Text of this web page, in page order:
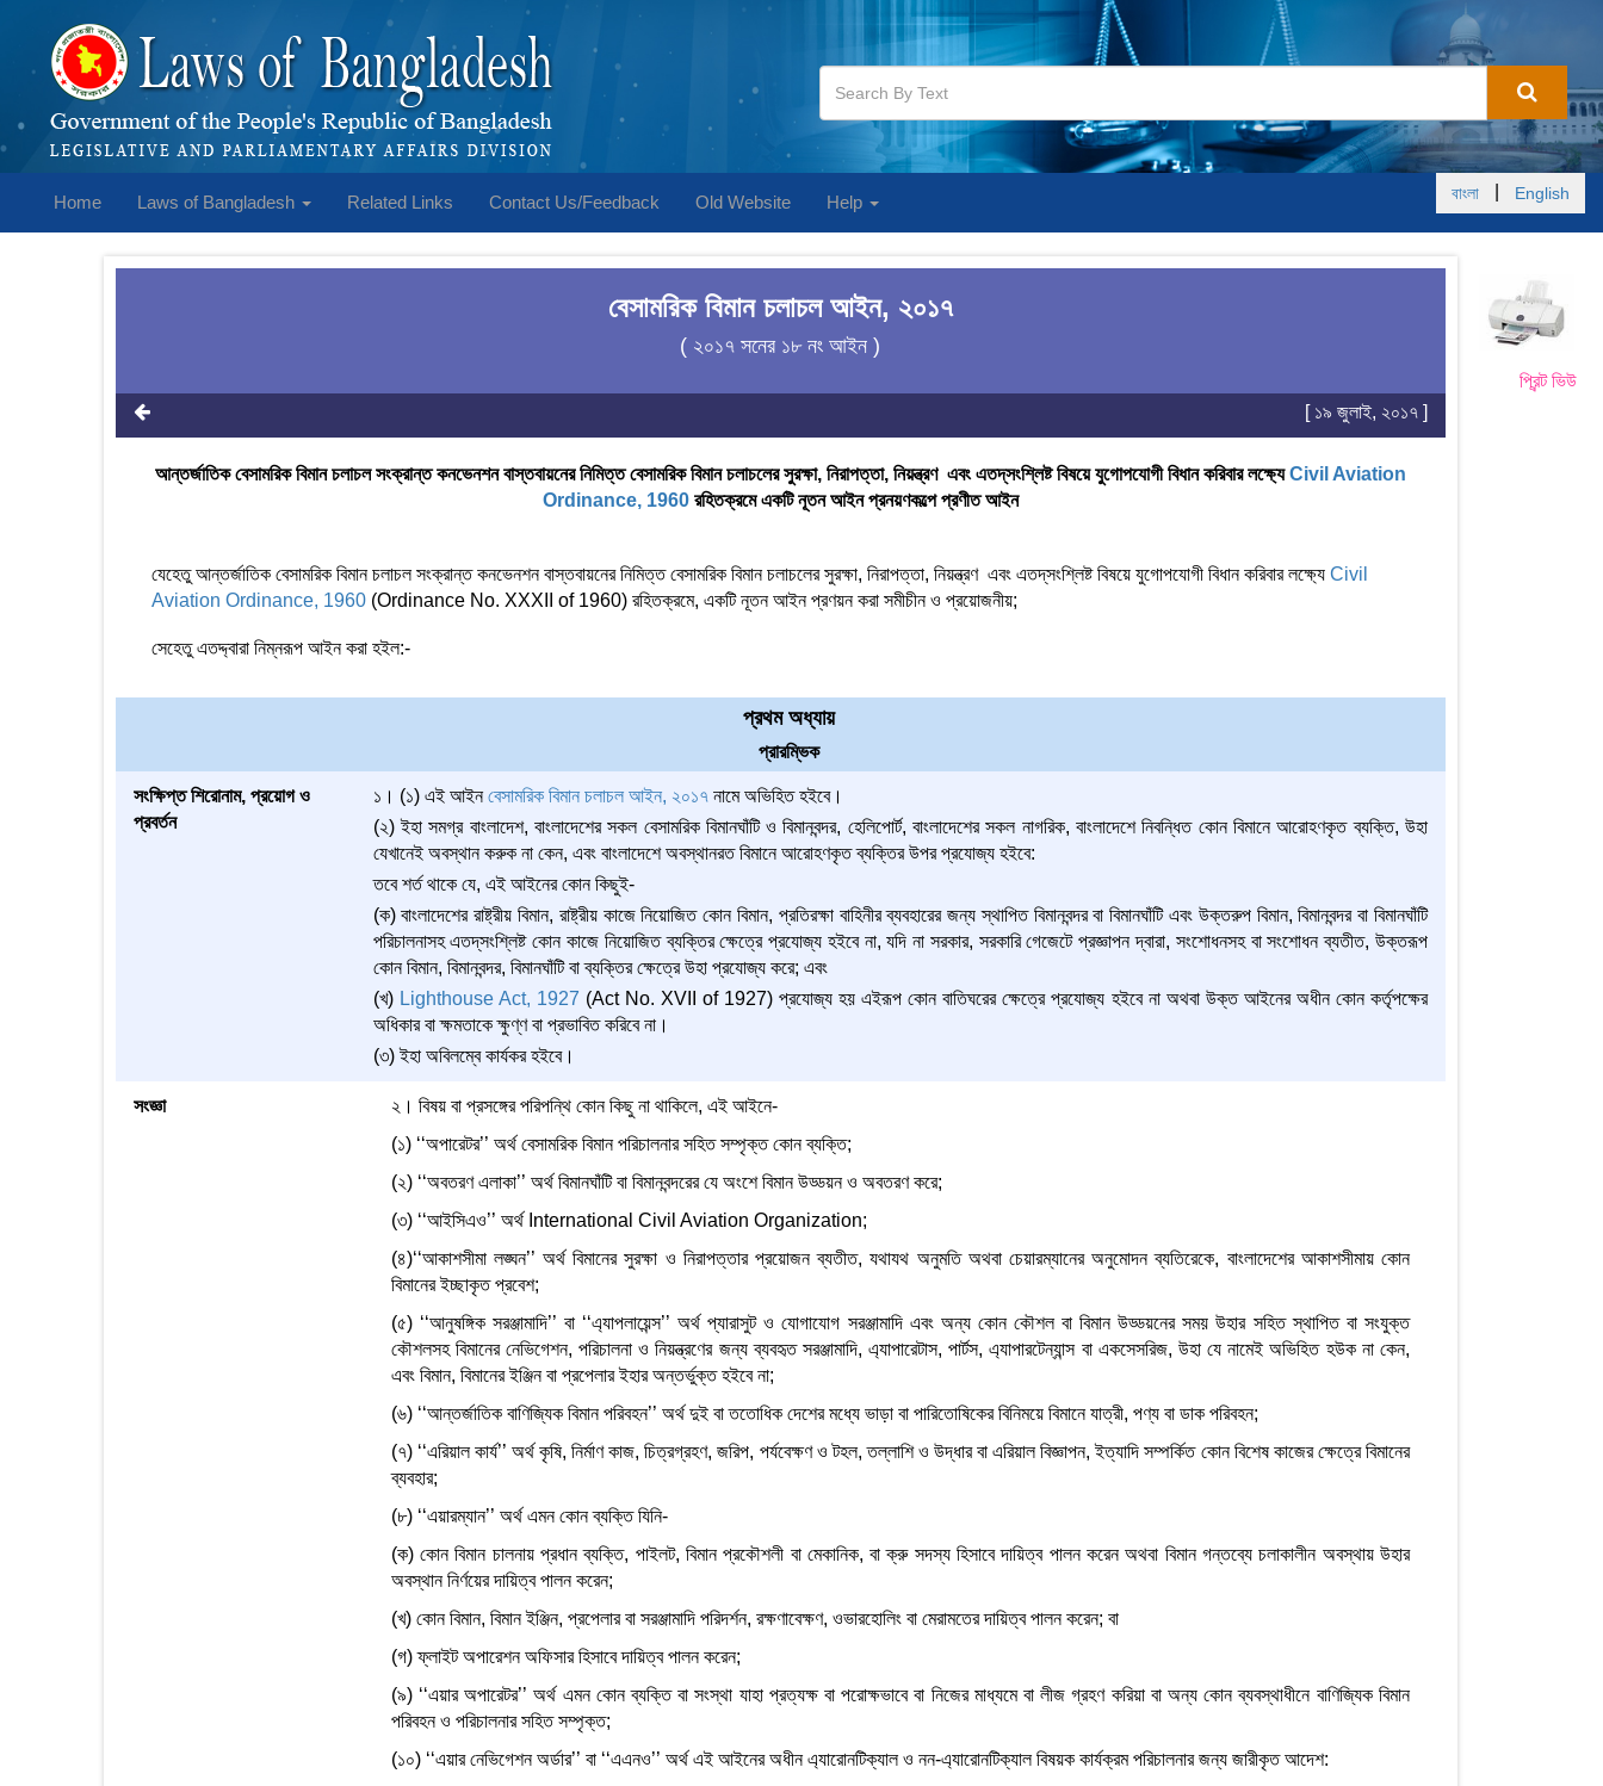
Home Laws of Bangladesh Related Links Contact Us/Feedback Old Website Help বাংলা English
প্রিন্ট ভিউ
বেসামরিক বিমান চলাচল আইন, ২০১৭
( ২০১৭ সনের ১৮ নং আইন )
[ ১৯ জুলাই, ২০১৭ ]
আন্তর্জাতিক বেসামরিক বিমান চলাচল সংক্রান্ত কনভেনশন বাস্তবায়নের নিমিত্ত বেসামরিক বিমান চলাচলের সুরক্ষা, নিরাপত্তা, নিয়ন্ত্রণ এবং এতদ্‌সংশ্লিষ্ট বিষয়ে যুগোপযোগী বিধান করিবার লক্ষ্যেCivil Aviation
Ordinance, 1960রহিতক্রমে একটি নূতন আইন প্রনয়ণকল্পে প্রণীত আইন
যেহেতু আন্তর্জাতিক বেসামরিক বিমান চলাচল সংক্রান্ত কনভেনশন বাস্তবায়নের নিমিত্ত বেসামরিক বিমান চলাচলের সুরক্ষা, নিরাপত্তা, নিয়ন্ত্রণ এবং এতদ্‌সংশ্লিষ্ট বিষয়ে যুগোপযোগী বিধান করিবার লক্ষ্যে Civil
Aviation Ordinance, 1960 (Ordinance No. XXXII of 1960) রহিতক্রমে, একটি নূতন আইন প্রণয়ন করা সমীচীন ও প্রয়োজনীয়;
সেহেতু এতদ্দ্বারা নিম্নরূপ আইন করা হইল:-
প্রথম অধ্যায়
প্রারম্ভিক
সংক্ষিপ্ত শিরোনাম, প্রয়োগ ও
প্রবর্তন
১। (১) এই আইনবেসামরিক বিমান চলাচল আইন, ২০১৭নামে অভিহিত হইবে।
(২) ইহা সমগ্র বাংলাদেশ, বাংলাদেশের সকল বেসামরিক বিমানঘাঁটি ও বিমানবন্দর, হেলিপোর্ট, বাংলাদেশের সকল নাগরিক, বাংলাদেশে নিবন্ধিত কোন বিমানে আরোহণকৃত ব্যক্তি, উহা
যেখানেই অবস্থান করুক না কেন, এবং বাংলাদেশে অবস্থানরত বিমানে আরোহণকৃত ব্যক্তির উপর প্রযোজ্য হইবে:
তবে শর্ত থাকে যে, এই আইনের কোন কিছুই-
(ক) বাংলাদেশের রাষ্ট্রীয় বিমান, রাষ্ট্রীয় কাজে নিয়োজিত কোন বিমান, প্রতিরক্ষা বাহিনীর ব্যবহারের জন্য স্থাপিত বিমানবন্দর বা বিমানঘাঁটি এবং উক্তরুপ বিমান, বিমানবন্দর বা বিমানঘাঁটি
পরিচালনাসহ এতদ্‌সংশ্লিষ্ট কোন কাজে নিয়োজিত ব্যক্তির ক্ষেত্রে প্রযোজ্য হইবে না, যদি না সরকার, সরকারি গেজেটে প্রজ্ঞাপন দ্বারা, সংশোধনসহ বা সংশোধন ব্যতীত, উক্তরূপ
কোন বিমান, বিমানবন্দর, বিমানঘাঁটি বা ব্যক্তির ক্ষেত্রে উহা প্রযোজ্য করে; এবং
(খ) Lighthouse Act, 1927 (Act No. XVII of 1927) প্রযোজ্য হয় এইরূপ কোন বাতিঘরের ক্ষেত্রে প্রযোজ্য হইবে না অথবা উক্ত আইনের অধীন কোন কর্তৃপক্ষের
অধিকার বা ক্ষমতাকে ক্ষুণ্ণ বা প্রভাবিত করিবে না।
(৩) ইহা অবিলম্বে কার্যকর হইবে।
সংজ্ঞা
২। বিষয় বা প্রসঙ্গের পরিপন্থি কোন কিছু না থাকিলে, এই আইনে-
(১) ‘‘অপারেটর’’ অর্থ বেসামরিক বিমান পরিচালনার সহিত সম্পৃক্ত কোন ব্যক্তি;
(২) ‘‘অবতরণ এলাকা’’ অর্থ বিমানঘাঁটি বা বিমানবন্দরের যে অংশে বিমান উড্ডয়ন ও অবতরণ করে;
(৩) ‘‘আইসিএও’’ অর্থ International Civil Aviation Organization;
(৪)‘‘আকাশসীমা লঙ্ঘন’’ অর্থ বিমানের সুরক্ষা ও নিরাপত্তার প্রয়োজন ব্যতীত, যথাযথ অনুমতি অথবা চেয়ারম্যানের অনুমোদন ব্যতিরেকে, বাংলাদেশের আকাশসীমায় কোন
বিমানের ইচ্ছাকৃত প্রবেশ;
(৫) ‘‘আনুষঙ্গিক সরঞ্জামাদি’’ বা ‘‘এ্যাপলায়েন্স’’ অর্থ প্যারাসুট ও যোগাযোগ সরঞ্জামাদি এবং অন্য কোন কৌশল বা বিমান উড্ডয়নের সময় উহার সহিত স্থাপিত বা সংযুক্ত
কৌশলসহ বিমানের নেভিগেশন, পরিচালনা ও নিয়ন্ত্রণের জন্য ব্যবহৃত সরঞ্জামাদি, এ্যাপারেটাস, পার্টস, এ্যাপারটেন্যান্স বা একসেসরিজ, উহা যে নামেই অভিহিত হউক না কেন,
এবং বিমান, বিমানের ইঞ্জিন বা প্রপেলার ইহার অন্তর্ভুক্ত হইবে না;
(৬) ‘‘আন্তর্জাতিক বাণিজ্যিক বিমান পরিবহন’’ অর্থ দুই বা ততোধিক দেশের মধ্যে ভাড়া বা পারিতোষিকের বিনিময়ে বিমানে যাত্রী, পণ্য বা ডাক পরিবহন;
(৭) ‘‘এরিয়াল কার্য’’ অর্থ কৃষি, নির্মাণ কাজ, চিত্রগ্রহণ, জরিপ, পর্যবেক্ষণ ও টহল, তল্লাশি ও উদ্ধার বা এরিয়াল বিজ্ঞাপন, ইত্যাদি সম্পর্কিত কোন বিশেষ কাজের ক্ষেত্রে বিমানের
ব্যবহার;
(৮) ‘‘এয়ারম্যান’’ অর্থ এমন কোন ব্যক্তি যিনি-
(ক) কোন বিমান চালনায় প্রধান ব্যক্তি, পাইলট, বিমান প্রকৌশলী বা মেকানিক, বা ক্রু সদস্য হিসাবে দায়িত্ব পালন করেন অথবা বিমান গন্তব্যে চলাকালীন অবস্থায় উহার
অবস্থান নির্ণয়ের দায়িত্ব পালন করেন;
(খ) কোন বিমান, বিমান ইঞ্জিন, প্রপেলার বা সরঞ্জামাদি পরিদর্শন, রক্ষণাবেক্ষণ, ওভারহোলিং বা মেরামতের দায়িত্ব পালন করেন; বা
(গ) ফ্লাইট অপারেশন অফিসার হিসাবে দায়িত্ব পালন করেন;
(৯) ‘‘এয়ার অপারেটর’’ অর্থ এমন কোন ব্যক্তি বা সংস্থা যাহা প্রত্যক্ষ বা পরোক্ষভাবে বা নিজের মাধ্যমে বা লীজ গ্রহণ করিয়া বা অন্য কোন ব্যবস্থাধীনে বাণিজ্যিক বিমান
পরিবহন ও পরিচালনার সহিত সম্পৃক্ত;
(১০) ‘‘এয়ার নেভিগেশন অর্ডার’’ বা ‘‘এএনও’’ অর্থ এই আইনের অধীন এ্যারোনটিক্যাল ও নন-এ্যারোনটিক্যাল বিষয়ক কার্যক্রম পরিচালনার জন্য জারীকৃত আদেশ: